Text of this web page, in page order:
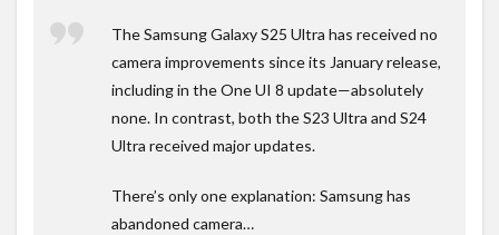
The Samsung Galaxy S25 Ultra has received no
camera improvements since its January release,
including in the One UI 8 update—absolutely
none. In contrast, both the S23 Ultra and S24
Ultra received major updates.
There’s only one explanation: Samsung has
abandoned camera…